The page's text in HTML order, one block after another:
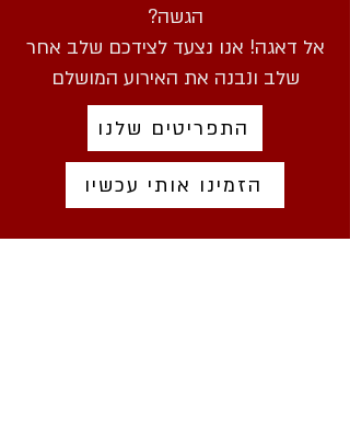
הגשה?
אל דאגה! אנו נצעד לצידכם שלב אחר
שלב ונבנה את האירוע המושלם
התפריטים שלנו
הזמינו אותי עכשיו